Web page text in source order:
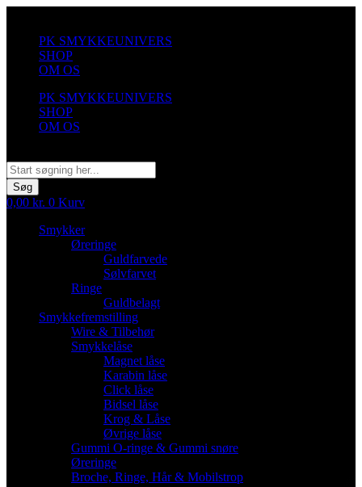
indholdPK SMYKKEUNIVERS
SHOP
OM OS
PK SMYKKEUNIVERS
SHOP
OM OS
Søg
0,00 kr. 0 Kurv
Smykker
Øreringe
Guldfarvede
Sølvfarvet
Ringe
Guldbelagt
Smykkefremstilling
Wire & Tilbehør
Smykkelåse
Magnet låse
Karabin låse
Click låse
Bidsel låse
Krog & Låse
Øvrige låse
Gummi O-ringe & Gummi snøre
Øreringe
Broche, Ringe, Hår & Mobilstrop